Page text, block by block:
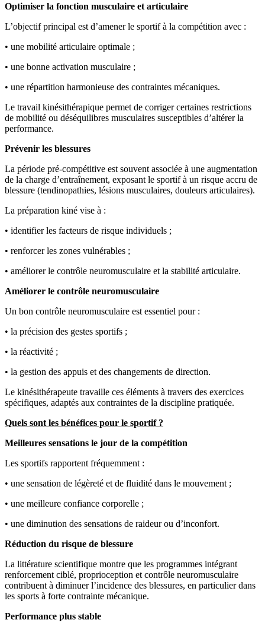
Optimiser la fonction musculaire et articulaire
L’objectif principal est d’amener le sportif à la compétition avec :
• une mobilité articulaire optimale ;
• une bonne activation musculaire ;
• une répartition harmonieuse des contraintes mécaniques.
Le travail kinésithérapique permet de corriger certaines restrictions
de mobilité ou déséquilibres musculaires susceptibles d’altérer la
performance.
Prévenir les blessures
La période pré-compétitive est souvent associée à une augmentation
de la charge d’entraînement, exposant le sportif à un risque accru de
blessure (tendinopathies, lésions musculaires, douleurs articulaires).
La préparation kiné vise à :
• identifier les facteurs de risque individuels ;
• renforcer les zones vulnérables ;
• améliorer le contrôle neuromusculaire et la stabilité articulaire.
Améliorer le contrôle neuromusculaire
Un bon contrôle neuromusculaire est essentiel pour :
• la précision des gestes sportifs ;
• la réactivité ;
• la gestion des appuis et des changements de direction.
Le kinésithérapeute travaille ces éléments à travers des exercices
spécifiques, adaptés aux contraintes de la discipline pratiquée.
Quels sont les bénéfices pour le sportif ?
Meilleures sensations le jour de la compétition
Les sportifs rapportent fréquemment :
• une sensation de légèreté et de fluidité dans le mouvement ;
• une meilleure confiance corporelle ;
• une diminution des sensations de raideur ou d’inconfort.
Réduction du risque de blessure
La littérature scientifique montre que les programmes intégrant
renforcement ciblé, proprioception et contrôle neuromusculaire
contribuent à diminuer l’incidence des blessures, en particulier dans
les sports à forte contrainte mécanique.
Performance plus stable